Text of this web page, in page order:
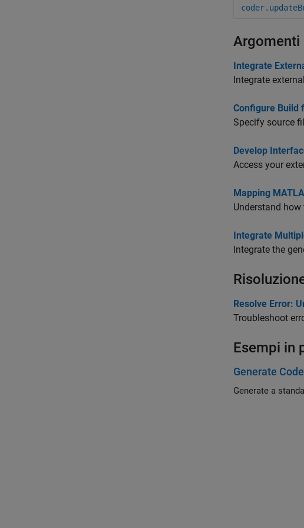
Argomenti
Integrate
Integrate
Configure Build
Specify source
Develop
Access your
Mapping
Understand
Integrate
Integrate the
Resolve Error:
Troubleshoot
Esempi in
Generate